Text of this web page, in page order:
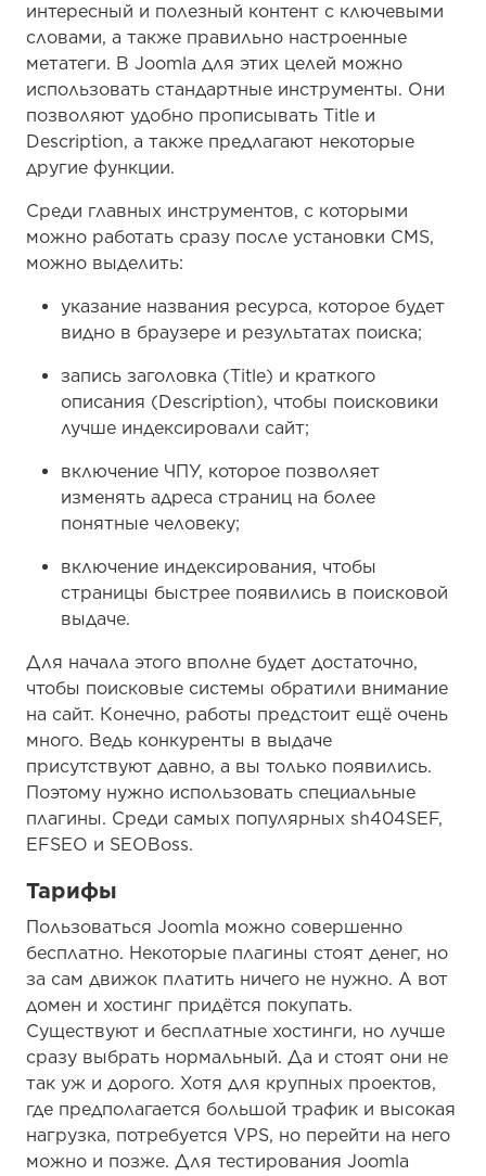
интересный и полезный контент с ключевыми
словами, а также правильно настроенные
метатеги. В Joomla для этих целей можно
использовать стандартные инструменты. Они
позволяют удобно прописывать Title и
Description, а также предлагают некоторые
другие функции.
Среди главных инструментов, с которыми
можно работать сразу после установки CMS,
можно выделить:
указание названия ресурса, которое будет
видно в браузере и результатах поиска;
запись заголовка (Title) и краткого
описания (Description), чтобы поисковики
лучше индексировали сайт;
включение ЧПУ, которое позволяет
изменять адреса страниц на более
понятные человеку;
включение индексирования, чтобы
страницы быстрее появились в поисковой
выдаче.
Для начала этого вполне будет достаточно,
чтобы поисковые системы обратили внимание
на сайт. Конечно, работы предстоит ещё очень
много. Ведь конкуренты в выдаче
присутствуют давно, а вы только появились.
Поэтому нужно использовать специальные
плагины. Среди самых популярных sh404SEF,
EFSEO и SEOBoss.
Тарифы
Пользоваться Joomla можно совершенно
бесплатно. Некоторые плагины стоят денег, но
за сам движок платить ничего не нужно. А вот
домен и хостинг придётся покупать.
Существуют и бесплатные хостинги, но лучше
сразу выбрать нормальный. Да и стоят они не
так уж и дорого. Хотя для крупных проектов,
где предполагается большой трафик и высокая
нагрузка, потребуется VPS, но перейти на него
можно и позже. Для тестирования Joomla